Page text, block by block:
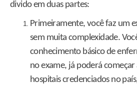
divido em duas partes:
Primeiramente, você faz um
sem muita complexidade.
conhecimento básico de
no exame, já poderá
hospitais credenciados no